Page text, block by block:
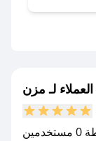
مع
لـ مزن